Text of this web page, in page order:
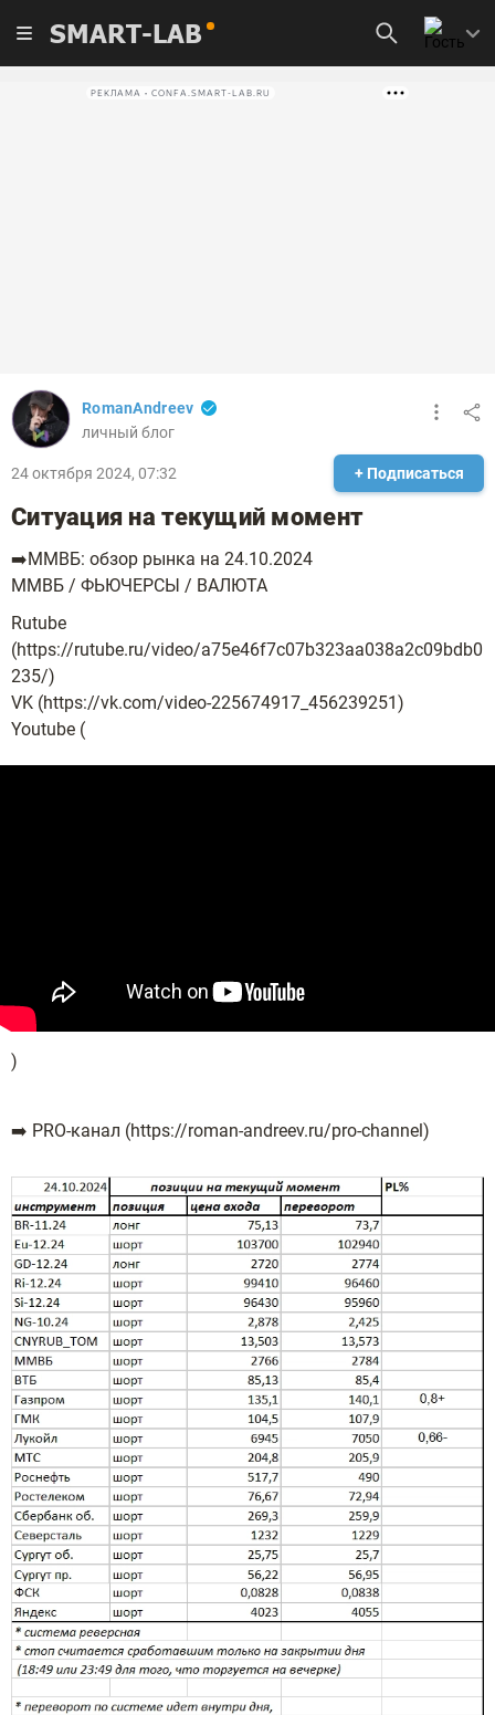
SMART-LAB
РЕКЛАМА • CONFA.SMART-LAB.RU
RomanAndreev
личный блог
24 октября 2024, 07:32 + Подписаться
Ситуация на текущий момент
➡️ММВБ: обзор рынка на 24.10.2024
ММВБ / ФЬЮЧЕРСЫ / ВАЛЮТА
Rutube
(https://rutube.ru/video/a75e46f7c07b323aa038a2c09bdb0
235/)
VK (https://vk.com/video-225674917_456239251)
Youtube (
)
➡️ PRO-канал (https://roman-andreev.ru/pro-channel)